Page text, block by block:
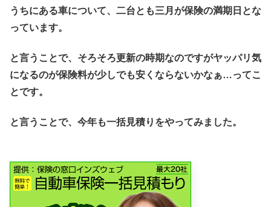
うちにある車について、二台とも三月が保険の満期日とな
っています。
と言うことで、そろそろ更新の時期なのですがヤッパリ気
になるのが保険料が少しでも安くならないかなぁ…ってこ
とです。
と言うことで、今年も一括見積りをやってみました。